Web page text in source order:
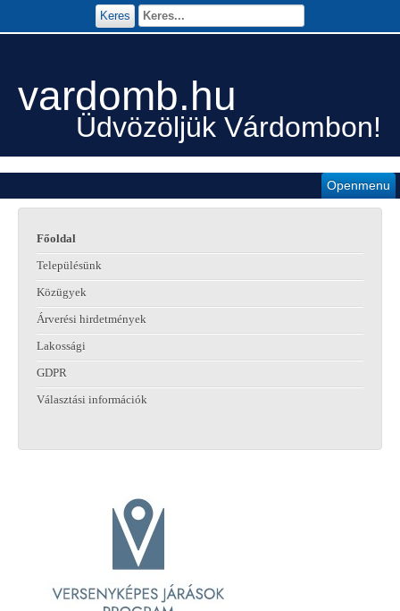
vardomb.hu
Üdvözöljük Várdombon!
Openmenu
Keres
Főoldal
Településünk
Közügyek
Árverési hirdetmények
Lakossági
GDPR
Választási információk